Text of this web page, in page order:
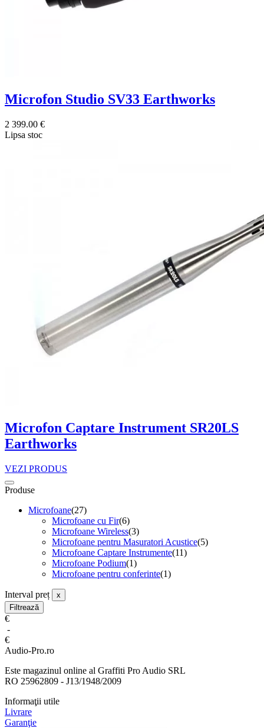
Microfon Studio SV33 Earthworks
2 399.00 €
Lipsa stoc
Microfon Captare Instrument SR20LS
Earthworks
VEZI PRODUS
Produse
Microfoane(27)
Microfoane cu Fir(6)
Microfoane Wireless(3)
Microfoane pentru Masuratori Acustice(5)
Microfoane Captare Instrumente(11)
Microfoane Podium(1)
Microfoane pentru conferinte(1)
Interval preț
x
Filtrează
€
-
€
Audio-Pro.ro
Este magazinul online al Graffiti Pro Audio SRL
RO 25962809 - J13/1948/2009
Informaţii utile
Livrare
Garanţie